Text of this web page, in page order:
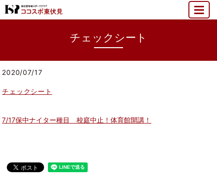
チェックシート
2020/07/17
チェックシート
7/17保中ナイター種目 校庭中止！体育館開講！